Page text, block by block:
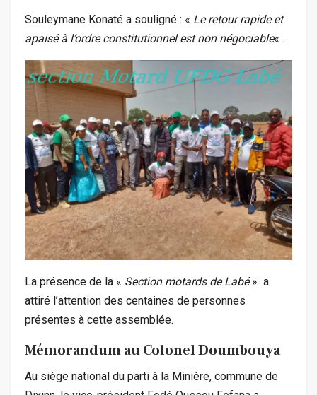
Souleymane Konaté a souligné : « Le retour rapide et
apaisé à l’ordre constitutionnel est non négociable« .
La présence de la « Section motards de Labé» a
attiré l’attention des centaines de personnes
présentes à cette assemblée.
Mémorandum au Colonel Doumbouya
Au siège national du parti à la Minière, commune de